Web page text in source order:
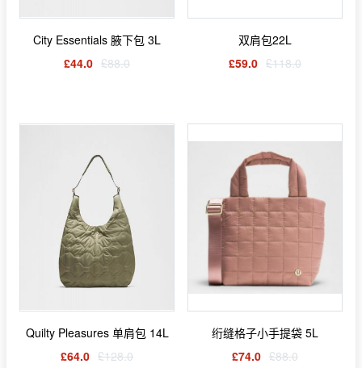
City Essentials 腋下包 3L
£44.0 £88.0
双肩包22L
£59.0 £118.0
Quilty Pleasures 单肩包 14L
£64.0 £128.0
绗缝格子小手提袋 5L
£74.0 £88.0